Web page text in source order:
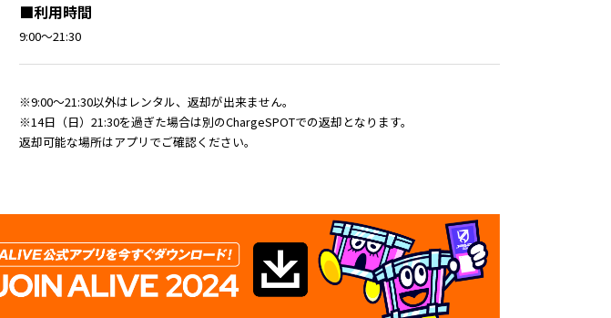
■利用時間
9:00～21:30
※9:00～21:30以外はレンタル、返却が出来ません。
※14日（日）21:30を過ぎた場合は別のChargeSPOTでの返却となります。
返却可能な場所はアプリでご確認ください。